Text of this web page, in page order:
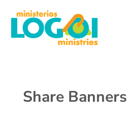
Share Banners